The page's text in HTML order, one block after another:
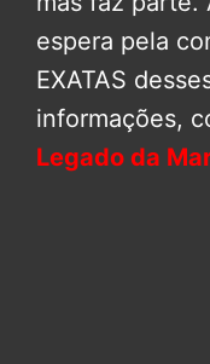
espera pela
EXATAS
informações,
Legado da